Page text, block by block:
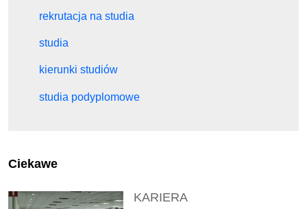
rekrutacja na studia
studia
kierunki studiów
studia podyplomowe
Ciekawe
KARIERA